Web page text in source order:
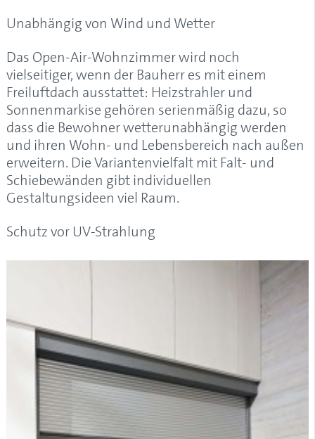
Unabhängig von Wind und Wetter
Das Open-Air-Wohnzimmer wird noch
vielseitiger, wenn der Bauherr es mit einem
Freiluftdach ausstattet: Heizstrahler und
Sonnenmarkise gehören serienmäßig dazu, so
dass die Bewohner wetterunabhängig werden
und ihren Wohn- und Lebensbereich nach außen
erweitern. Die Variantenvielfalt mit Falt- und
Schiebewänden gibt individuellen
Gestaltungsideen viel Raum.
Schutz vor UV-Strahlung